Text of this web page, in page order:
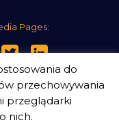
Pages:
do
przechowywania
przeglądarki
nich.